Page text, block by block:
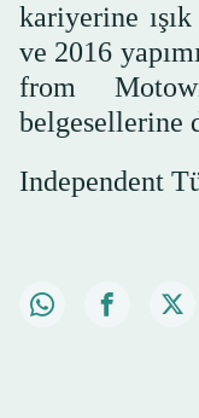
kariyerine
ve 2016
from
belgesellerine
Independent